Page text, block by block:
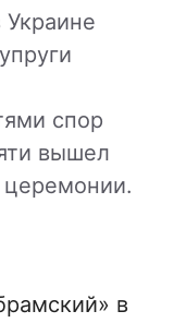
спор
вышел
в